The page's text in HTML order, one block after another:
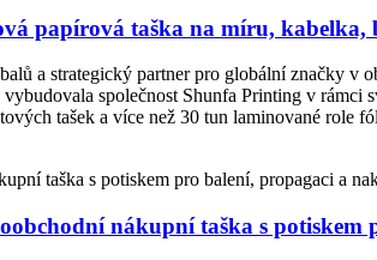
papírová taška na míru, kabelka,
a strategický partner pro globální značky v
společnost Shunfa Printing v rámci
tašek a více než 30 tun laminované role
nákupní taška s potiskem